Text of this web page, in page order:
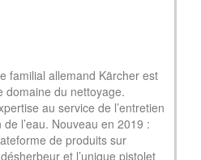
familial allemand Kärcher est
domaine du nettoyage.
au service de l’entretien
l’eau. Nouveau en 2019 :
de produits sur
et l’unique pistolet